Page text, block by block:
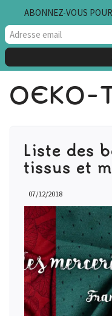
Aller
au
OEKO-
Liste des
tissus et
07/12/2018
ABONNEZ-VOUS